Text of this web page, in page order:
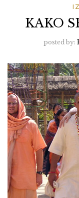
KAKO
posted by: